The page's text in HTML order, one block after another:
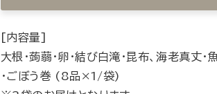
[内容量]
大根・蒟蒻・卵・結び白滝・昆布、海老真丈・
・ごぼう巻 (8品×1/袋)